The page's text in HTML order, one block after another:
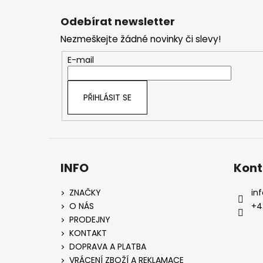
Odebírat newsletter
Nezmeškejte žádné novinky či slevy!
E-mail
PŘIHLÁSIT SE
INFO
ZNAČKY
O NÁS
PRODEJNY
KONTAKT
DOPRAVA A PLATBA
VRÁCENÍ ZBOŽÍ A REKLAMACE